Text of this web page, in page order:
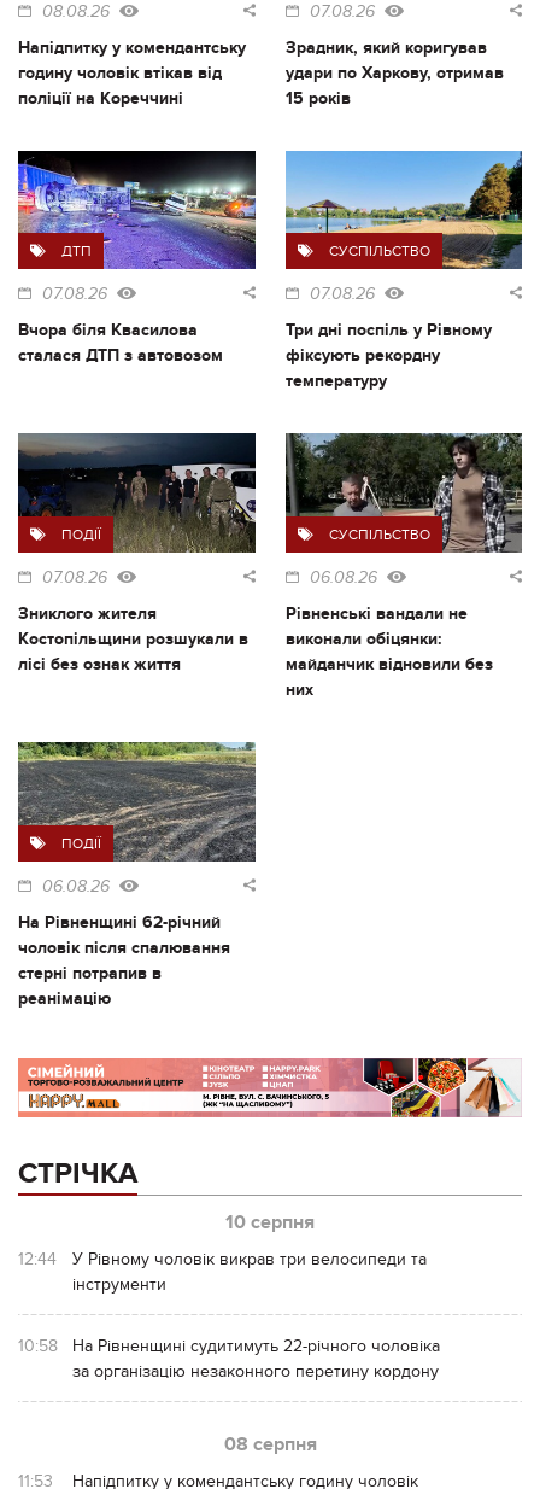
08.08.26
Напідпитку у комендантську
годину чоловік втікав від
поліції на Кореччині
07.08.26
Зрадник, який коригував
удари по Харкову, отримав
15 років
ДТП
07.08.26
Вчора біля Квасилова
сталася ДТП з автовозом
СУСПІЛЬСТВО
07.08.26
Три дні поспіль у Рівному
фіксують рекордну
температуру
ПОДІЇ
07.08.26
Зниклого жителя
Костопільщини розшукали в
лісі без ознак життя
СУСПІЛЬСТВО
06.08.26
Рівненські вандали не
виконали обіцянки:
майданчик відновили без
них
ПОДІЇ
06.08.26
На Рівненщині 62-річний
чоловік після спалювання
стерні потрапив в
реанімацію
СТРІЧКА
10 серпня
12:44
У Рівному чоловік викрав три велосипеди та
інструменти
10:58
На Рівненщині судитимуть 22-річного чоловіка
за організацію незаконного перетину кордону
08 серпня
11:53 Напідпитку у комендантську годину чоловік